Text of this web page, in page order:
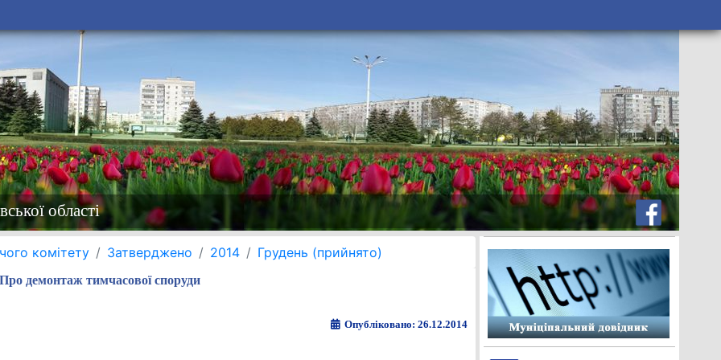
області
комітету Затверджено 2014 Грудень (прийнято)
демонтаж тимчасової споруди
Опубліковано: 26.12.2014